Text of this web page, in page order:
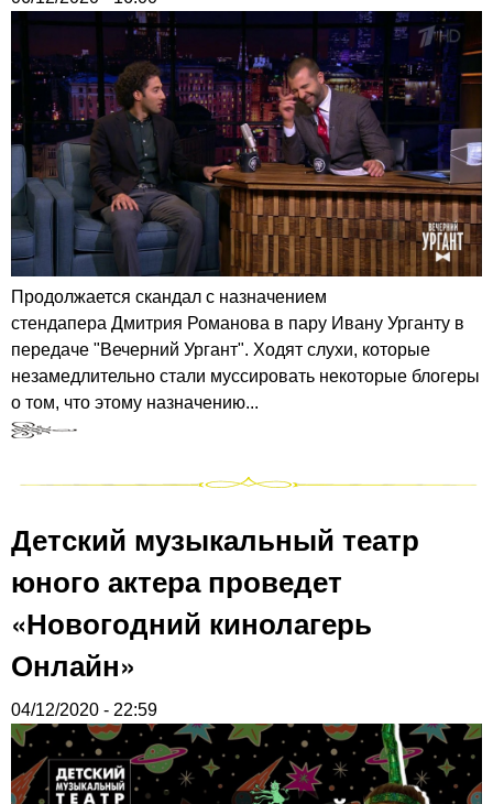
Продолжается скандал с назначением
стендапера Дмитрия Романова в пару Ивану Урганту в
передаче "Вечерний Ургант". Ходят слухи, которые
незамедлительно стали муссировать некоторые блогеры
о том, что этому назначению...
Детский музыкальный театр
юного актера проведет
«Новогодний кинолагерь
Онлайн»
04/12/2020 - 22:59